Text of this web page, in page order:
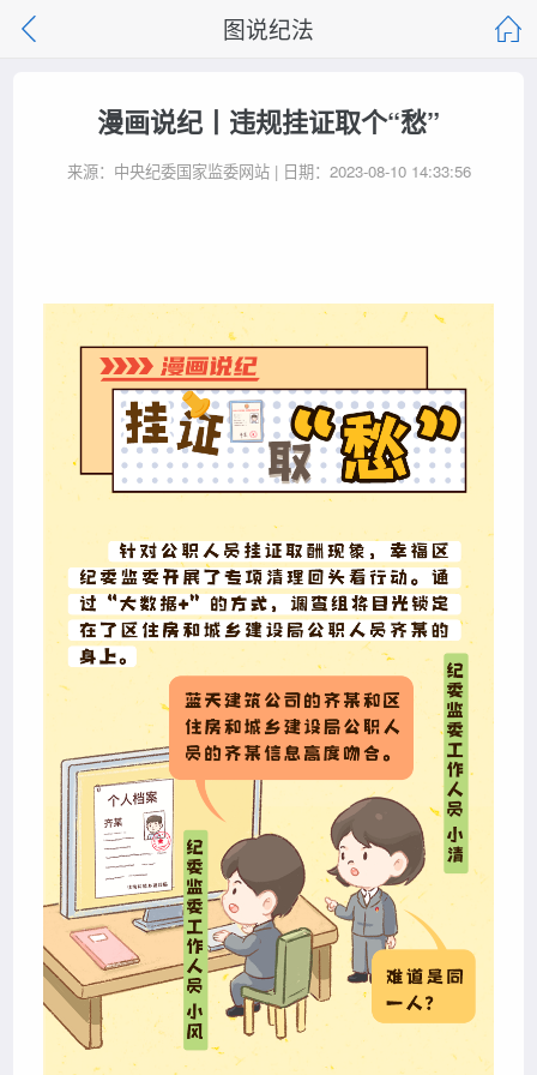
图说纪法
漫画说纪丨违规挂证取个“愁”
来源：中央纪委国家监委网站 | 日期：2023-08-10 14:33:56